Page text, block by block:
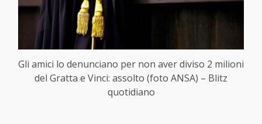
Gli amici lo denunciano per non aver diviso 2 milioni
del Gratta e Vinci: assolto (foto ANSA) – Blitz
quotidiano